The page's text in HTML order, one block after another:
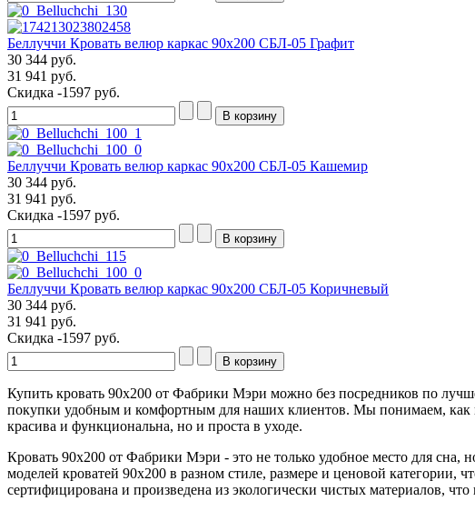
Беллуччи Кровать велюр каркас 90х200 СБЛ-05 Графит
30 344 руб.
31 941 руб.
Скидка -1597 руб.
Беллуччи Кровать велюр каркас 90х200 СБЛ-05 Кашемир
30 344 руб.
31 941 руб.
Скидка -1597 руб.
Беллуччи Кровать велюр каркас 90х200 СБЛ-05 Коричневый
30 344 руб.
31 941 руб.
Скидка -1597 руб.
Купить кровать 90х200 от Фабрики Мэри можно без посредников по
покупки удобным и комфортным для наших клиентов. Мы понимаем, как
красива и функциональна, но и проста в уходе.
Кровать 90х200 от Фабрики Мэри - это не только удобное место для
моделей кроватей 90х200 в разном стиле, размере и ценовой
сертифицирована и произведена из экологически чистых материалов,